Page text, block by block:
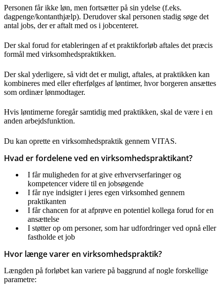
Personen får ikke løn, men fortsætter på sin ydelse (f.eks.
dagpenge/kontanthjælp). Derudover skal personen stadig søge det
antal jobs, der er aftalt med os i jobcenteret.
Der skal forud for etableringen af et praktikforløb aftales det præcis
formål med virksomhedspraktikken.
Der skal yderligere, så vidt det er muligt, aftales, at praktikken kan
kombineres med eller efterfølges af løntimer, hvor borgeren ansættes
som ordinær lønmodtager.
Hvis løntimerne foregår samtidig med praktikken, skal de være i en
anden arbejdsfunktion.
Du kan oprette en virksomhedspraktik gennem VITAS.
Hvad er fordelene ved en virksomhedspraktikant?
I får muligheden for at give erhvervserfaringer og
kompetencer videre til en jobsøgende
I får nye indsigter i jeres egen virksomhed gennem
praktikanten
I får chancen for at afprøve en potentiel kollega forud for en
ansættelse
I støtter op om personer, som har udfordringer ved opnå eller
fastholde et job
Hvor længe varer en virksomhedspraktik?
Længden på forløbet kan variere på baggrund af nogle forskellige
parametre: